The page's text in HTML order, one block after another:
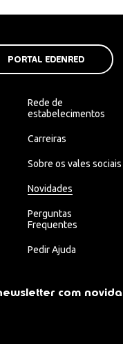
PORTAL EDENRED
Rede de
estabelecimentos
Carreiras
Sobre os vales sociais
Novidades
Perguntas
Frequentes
Pedir Ajuda
com